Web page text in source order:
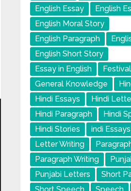
English Essay
English
English Moral Story
English Paragraph
English Short Story
Essay in English
General Knowledge
Hindi Essays
Hindi
Hindi Paragraph
Hindi
Hindi Stories
indi Essays
Letter Writing
Paragraph Writing
Punjabi Letters
Short